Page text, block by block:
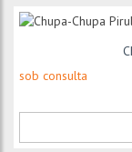
sob consulta